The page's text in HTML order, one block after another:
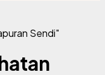
Sendi"